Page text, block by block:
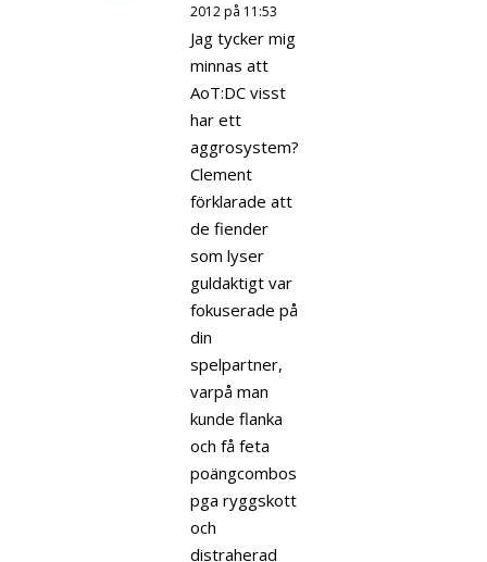
2012 på 11:53
Jag tycker mig
minnas att
AoT:DC visst
har ett
aggrosystem?
Clement
förklarade att
de fiender
som lyser
guldaktigt var
fokuserade på
din
spelpartner,
varpå man
kunde flanka
och få feta
poängcombos
pga ryggskott
och
distraherad